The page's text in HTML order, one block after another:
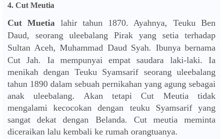
4. Cut Meutia
Cut Muetia lahir tahun 1870. Ayahnya, Teuku Ben
Daud, seorang uleebalang Pirak yang setia terhadap
Sultan Aceh, Muhammad Daud Syah. Ibunya bernama
Cut Jah. Ia mempunyai empat saudara laki-laki. Ia
menikah dengan Teuku Syamsarif seorang uleebalang
tahun 1890 dalam sebuah pernikahan yang agung sebagai
anak uleebalang. Akan tetapi Cut Meutia tidak
mengalami kecocokan dengan teuku Syamsarif yang
sangat dekat dengan Belanda. Cut meutia meminta
diceraikan lalu kembali ke rumah orangtuanya.